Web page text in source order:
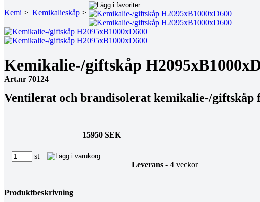
Kemi > Kemikalieskåp >
Kemikalie-/giftskåp
Art.nr 70124
Ventilerat och brandisolerat kemikalie-/giftskåp
15950 SEK
st
Leverans - 4 veckor
Produktbeskrivning